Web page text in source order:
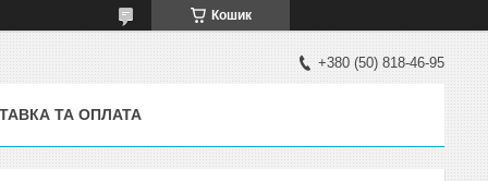
Кошик
+380 (50) 818-46-95
ТА ОПЛАТА